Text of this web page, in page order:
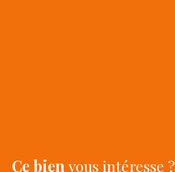
Ce bien vous intéresse ?